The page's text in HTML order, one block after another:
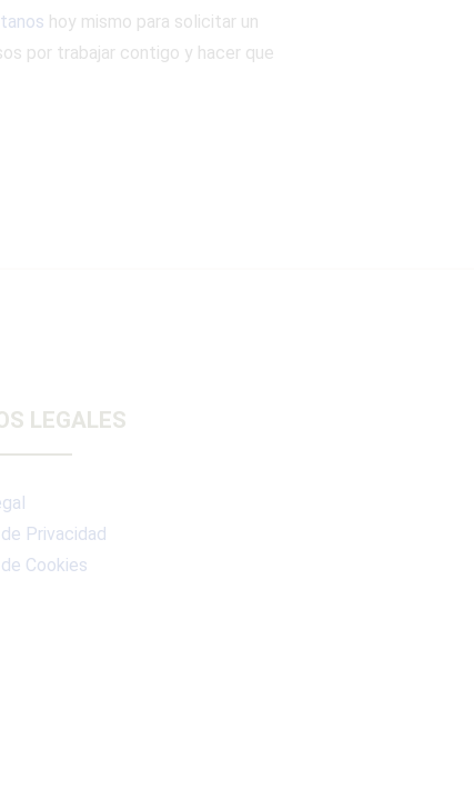
hoy mismo para solicitar un
por trabajar contigo y hacer que
LEGALES
Privacidad
Cookies